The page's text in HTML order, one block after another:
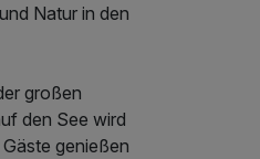
Natur in den
großen
den See wird
genießen